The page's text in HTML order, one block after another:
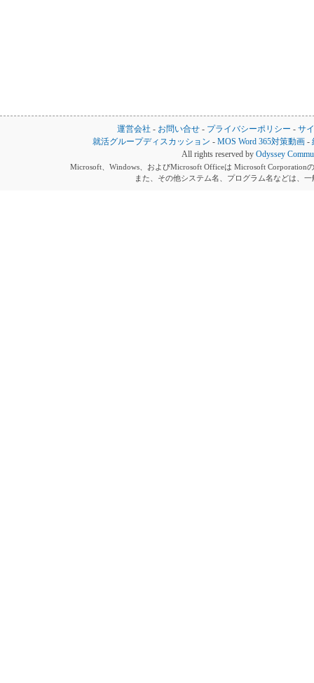
運営会社 - お問い合せ - プライバシーポリシー - サ
就活グループディスカッション -MOS Word 365対策動画 -
All rights reserved by Odyssey
Microsoft、Windows、およびMicrosoft Officeは Microsoft Corporation
また、その他システム名、プログラム名などは、